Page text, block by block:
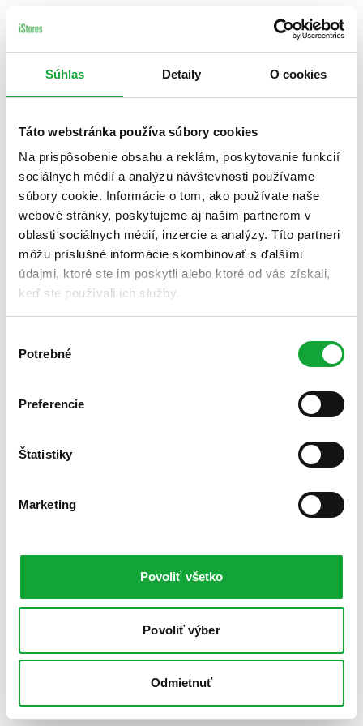
Súhlas Detaily O cookies
Táto webstránka používa súbory cookies
Na prispôsobenie obsahu a reklám, poskytovanie funkcií
sociálnych médií a analýzu návštevnosti používame
súbory cookie. Informácie o tom, ako používate naše
webové stránky, poskytujeme aj našim partnerom v
oblasti sociálnych médií, inzercie a analýzy. Títo partneri
môžu príslušné informácie skombinovať s ďalšími
údajmi, ktoré ste im poskytli alebo ktoré od vás získali,
keď ste používali ich služby.
súhlasu
Potrebné
Preferencie
Štatistiky
Marketing
Povoliť všetko
Povoliť výber
Odmietnuť